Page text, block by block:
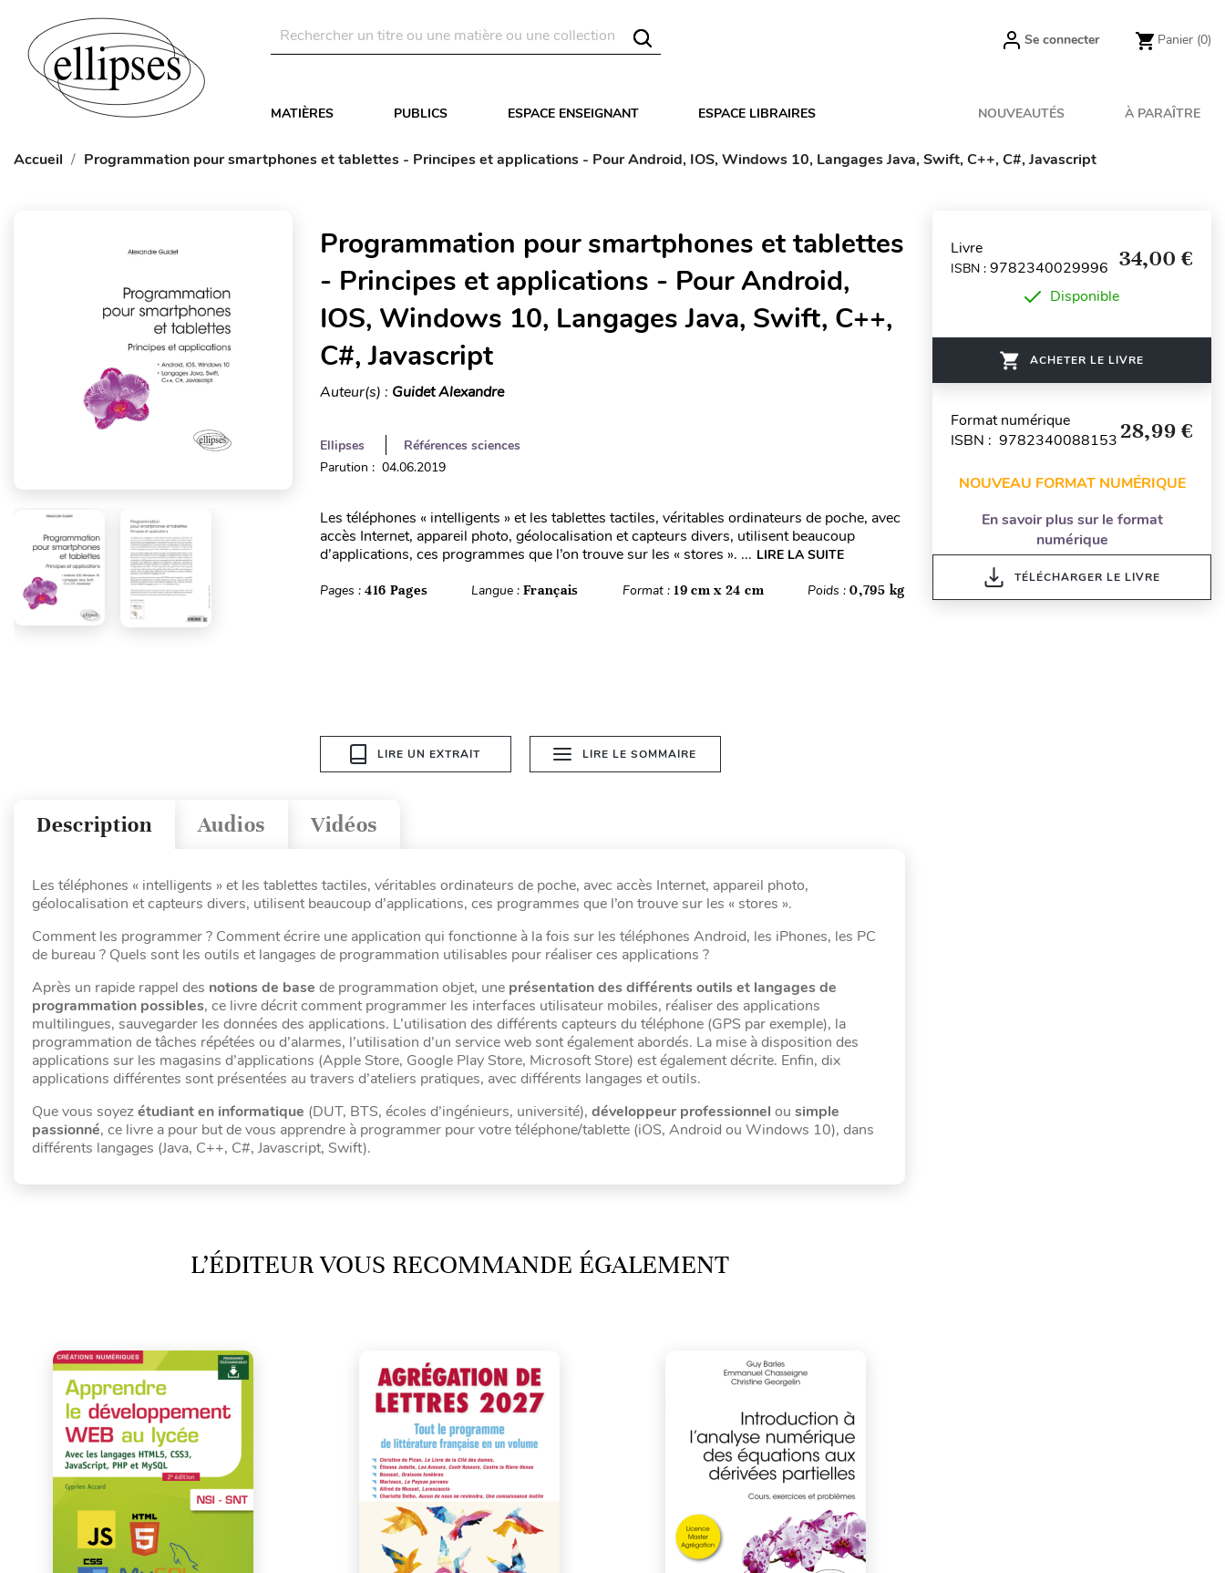
Se connecter Panier (0)
MATIÈRES PUBLICS ESPACE ENSEIGNANT ESPACE LIBRAIRES NOUVEAUTÉS À PARAÎTRE
Accueil Programmation pour smartphones et tablettes - Principes et applications - Pour Android, IOS, Windows 10, Langages Java, Swift, C++, C#, Javascript
Programmation pour smartphones et tablettes
- Principes et applications - Pour Android,
IOS, Windows 10, Langages Java, Swift, C++,
C#, Javascript
Auteur(s) : Guidet Alexandre
Ellipses
Références sciences
Parution : 04.06.2019
Les téléphones « intelligents » et les tablettes tactiles, véritables ordinateurs de poche, avec
accès Internet, appareil photo, géolocalisation et capteurs divers, utilisent beaucoup
d’applications, ces programmes que l’on trouve sur les « stores ». ... LIRE LA SUITE
Pages : 416 Pages Langue :Français Format :19 cm x 24 cm Poids :0,795 kg
LIRE UN EXTRAIT LIRE LE SOMMAIRE
Vidéos
Audios
Description
Les téléphones « intelligents » et les tablettes tactiles, véritables ordinateurs de poche, avec accès Internet, appareil photo,
géolocalisation et capteurs divers, utilisent beaucoup d’applications, ces programmes que l’on trouve sur les « stores ».
Comment les programmer ? Comment écrire une application qui fonctionne à la fois sur les téléphones Android, les iPhones, les PC
de bureau ? Quels sont les outils et langages de programmation utilisables pour réaliser ces applications ?
Après un rapide rappel des notions de base de programmation objet, une présentation des différents outils et langages de
programmation possibles, ce livre décrit comment programmer les interfaces utilisateur mobiles, réaliser des applications
multilingues, sauvegarder les données des applications. L’utilisation des différents capteurs du téléphone (GPS par exemple), la
programmation de tâches répétées ou d’alarmes, l’utilisation d’un service web sont également abordés. La mise à disposition des
applications sur les magasins d’applications (Apple Store, Google Play Store, Microsoft Store) est également décrite. Enfin, dix
applications différentes sont présentées au travers d’ateliers pratiques, avec différents langages et outils.
Que vous soyezétudiant en informatique (DUT, BTS, écoles d’ingénieurs, université), développeur professionnel ou simple
passionné, ce livre a pour but de vous apprendre à programmer pour votre téléphone/tablette (iOS, Android ou Windows 10), dans
différents langages (Java, C++, C#, Javascript, Swift).
L’ÉDITEUR VOUS RECOMMANDE ÉGALEMENT
Livre
ISBN : 9782340029996 34,00 €
Disponible
ACHETER LE LIVRE
Format numérique
ISBN : 9782340088153 28,99 €
NOUVEAU FORMAT NUMÉRIQUE
En savoir plus sur le format
numérique
TÉLÉCHARGER LE LIVRE